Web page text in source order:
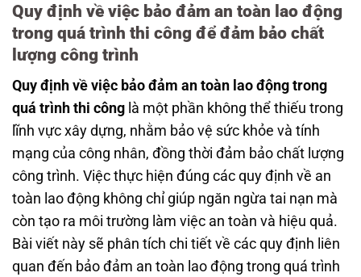
Quy định về việc bảo đảm an toàn lao động
trong quá trình thi công để đảm bảo chất
lượng công trình
Quy định về việc bảo đảm an toàn lao động trong
quá trình thi công là một phần không thể thiếu trong
lĩnh vực xây dựng, nhằm bảo vệ sức khỏe và tính
mạng của công nhân, đồng thời đảm bảo chất lượng
công trình. Việc thực hiện đúng các quy định về an
toàn lao động không chỉ giúp ngăn ngừa tai nạn mà
còn tạo ra môi trường làm việc an toàn và hiệu quả.
Bài viết này sẽ phân tích chi tiết về các quy định liên
quan đến bảo đảm an toàn lao động trong quá trình